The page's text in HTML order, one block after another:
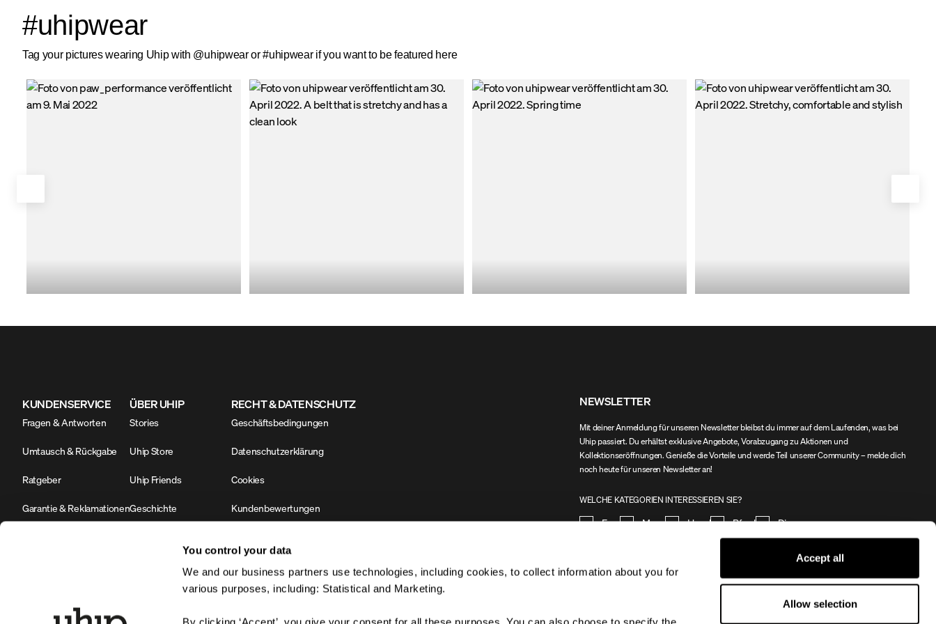
You control your data
We and our business partners use technologies, including cookies, to collect information about you for
various purposes, including: Statistical and Marketing.
Accept all
Allow selection
#uhipwear
Tag your pictures wearing Uhip with @uhipwear or #uhipwear if you want to be featured here
NEWSLETTER
Mit deiner Anmeldung für unseren Newsletter bleibst du immer auf dem Laufenden, was bei
Uhip passiert. Du erhältst exklusive Angebote, Vorabzugang zu Aktionen und
Kollektionseröffnungen. Genieße die Vorteile und werde Teil unserer Community – melde dich
noch heute für unseren Newsletter an!
WELCHE KATEGORIEN INTERESSIEREN SIE?
Frau Mann Hund Pferd Divers
den Bedingungen zu.
KUNDENSERVICE
Fragen & Antworten
Umtausch & Rückgabe
Ratgeber
Garantie & Reklamationen
ÜBER UHIP
Stories
Uhip Store
Uhip Friends
Geschichte
Firmeninformationen
Produktsicherheit
RECHT & DATENSCHUTZ
Geschäftsbedingungen
Datenschutzerklärung
Cookies
Kundenbewertungen